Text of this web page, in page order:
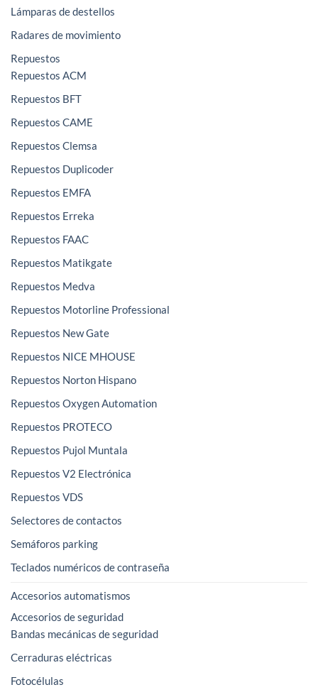
Lámparas de destellos
Radares de movimiento
Repuestos
Repuestos ACM
Repuestos BFT
Repuestos CAME
Repuestos Clemsa
Repuestos Duplicoder
Repuestos EMFA
Repuestos Erreka
Repuestos FAAC
Repuestos Matikgate
Repuestos Medva
Repuestos Motorline Professional
Repuestos New Gate
Repuestos NICE MHOUSE
Repuestos Norton Hispano
Repuestos Oxygen Automation
Repuestos PROTECO
Repuestos Pujol Muntala
Repuestos V2 Electrónica
Repuestos VDS
Selectores de contactos
Semáforos parking
Teclados numéricos de contraseña
Accesorios automatismos
Accesorios de seguridad
Bandas mecánicas de seguridad
Cerraduras eléctricas
Fotocélulas